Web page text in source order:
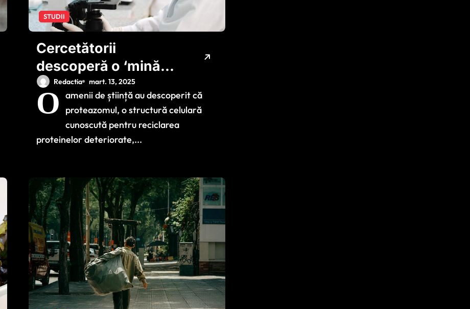
STUDII
Cercetătorii
descoperă o ‘mină
de aur’ a sistemului
imunitar
Redactia mart. 13, 2025
O amenii de știință au descoperit că
proteazomul, o structură celulară
cunoscută pentru reciclarea
proteinelor deteriorate,...